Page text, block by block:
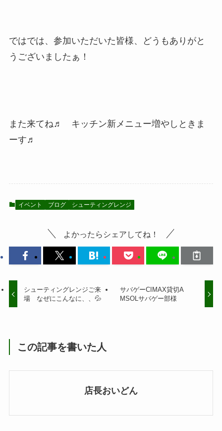
ではでは、参加いただいた皆様、どうもありがと
うございましたぁ！
また来てね♬ キッチン新メニュー増やしときま
ーす♬
イベント ブログ シューティングレンジ
よかったらシェアしてね！
シューティングレンジご来
場 なぜにこんなに、、💦
サバゲーCIMAX貸切A
MSOLサバゲー部様
この記事を書いた人
店長おいどん